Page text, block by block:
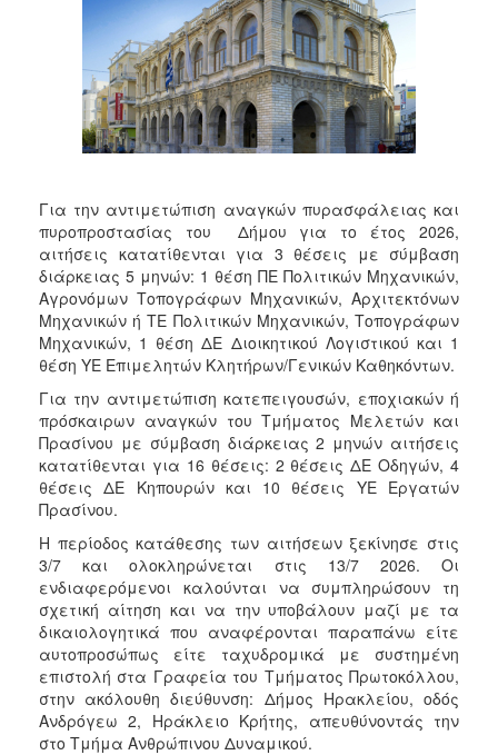
Για την αντιμετώπιση αναγκών πυρασφάλειας και
πυροπροστασίας του Δήμου για το έτος 2026,
αιτήσεις κατατίθενται για 3 θέσεις με σύμβαση
διάρκειας 5 μηνών: 1 θέση ΠΕ Πολιτικών Μηχανικών,
Αγρονόμων Τοπογράφων Μηχανικών, Αρχιτεκτόνων
Μηχανικών ή ΤΕ Πολιτικών Μηχανικών, Τοπογράφων
Μηχανικών, 1 θέση ΔΕ Διοικητικού Λογιστικού και 1
θέση ΥΕ Επιμελητών Κλητήρων/Γενικών Καθηκόντων.
Για την αντιμετώπιση κατεπειγουσών, εποχιακών ή
πρόσκαιρων αναγκών του Τμήματος Μελετών και
Πρασίνου με σύμβαση διάρκειας 2 μηνών αιτήσεις
κατατίθενται για 16 θέσεις: 2 θέσεις ΔΕ Οδηγών, 4
θέσεις ΔΕ Κηπουρών και 10 θέσεις ΥΕ Εργατών
Πρασίνου.
Η περίοδος κατάθεσης των αιτήσεων ξεκίνησε στις
3/7 και ολοκληρώνεται στις 13/7 2026. Οι
ενδιαφερόμενοι καλούνται να συμπληρώσουν τη
σχετική αίτηση και να την υποβάλουν μαζί με τα
δικαιολογητικά που αναφέρονται παραπάνω είτε
αυτοπροσώπως είτε ταχυδρομικά με συστημένη
επιστολή στα Γραφεία του Τμήματος Πρωτοκόλλου,
στην ακόλουθη διεύθυνση: Δήμος Ηρακλείου, οδός
Ανδρόγεω 2, Ηράκλειο Κρήτης, απευθύνοντάς την
στο Τμήμα Ανθρώπινου Δυναμικού.